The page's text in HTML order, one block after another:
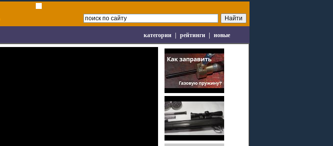
категории рейтинги новые